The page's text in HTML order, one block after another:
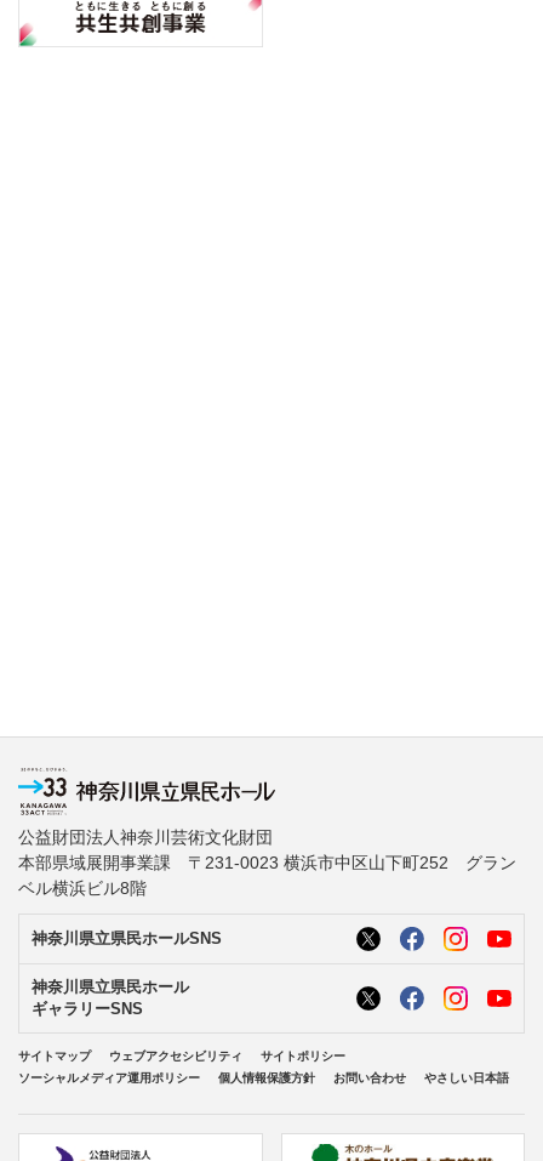
公益財団法人神奈川芸術文化財団
本部県域展開事業課 〒231-0023 横浜市中区山下町252 グラン
ベル横浜ビル8階
神奈川県立県民ホールSNS
神奈川県立県民ホール
ギャラリーSNS
サイトマップ ウェブアクセシビリティ
サイトポリシー
ソーシャルメディア運用ポリシー
個人情報保護方針 お問い合わせ やさしい日本語